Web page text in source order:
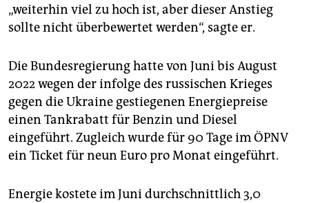
„weiterhin viel zu hoch ist, aber dieser Anstieg
sollte nicht überbewertet werden“, sagte er.
Die Bundesregierung hatte von Juni bis August
2022 wegen der infolge des russischen Krieges
gegen die Ukraine gestiegenen Energiepreise
einen Tankrabatt für Benzin und Diesel
eingeführt. Zugleich wurde für 90 Tage im ÖPNV
ein Ticket für neun Euro pro Monat eingeführt.
Energie kostete im Juni durchschnittlich 3,0